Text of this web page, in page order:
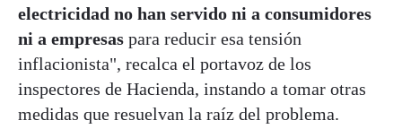
electricidad no han servido ni a consumidores
ni a empresas para reducir esa tensión
inflacionista", recalca el portavoz de los
inspectores de Hacienda, instando a tomar otras
medidas que resuelvan la raíz del problema.